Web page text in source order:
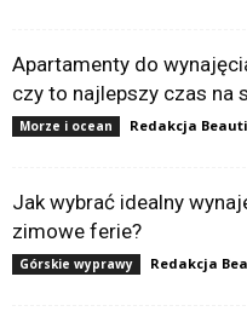
Apartamenty do
czy to najlepszy czas na
Morze i ocean Redakcja
Jak wybrać idealny
zimowe ferie?
Górskie wyprawy Redakcja